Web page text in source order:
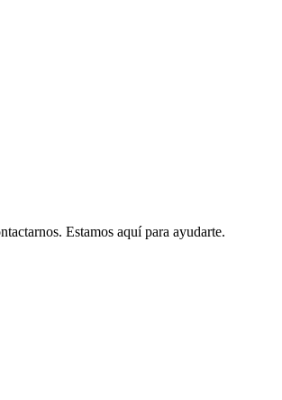
Estamos aquí para ayudarte.